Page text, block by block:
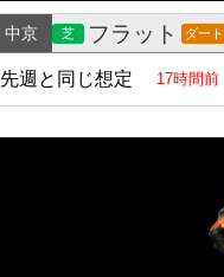
中京 芝 フラット ダート
先週と同じ想定 17時間前